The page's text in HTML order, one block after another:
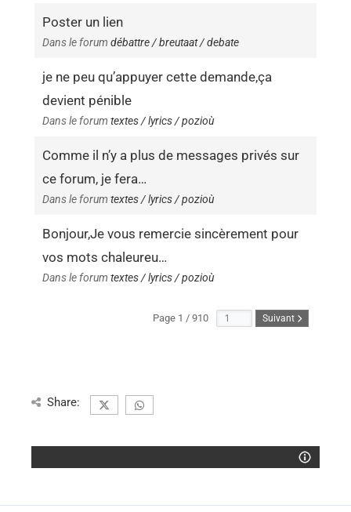
Poster un lien
Dans le forum débattre / breutaat / debate
je ne peu qu’appuyer cette demande,ça
devient pénible
Dans le forum textes / lyrics / pozioù
Comme il n’y a plus de messages privés sur
ce forum, je fera…
Dans le forum textes / lyrics / pozioù
Bonjour,Je vous remercie sincèrement pour
vos mots chaleureu…
Dans le forum textes / lyrics / pozioù
Page 1 / 910 Suivant
Share: